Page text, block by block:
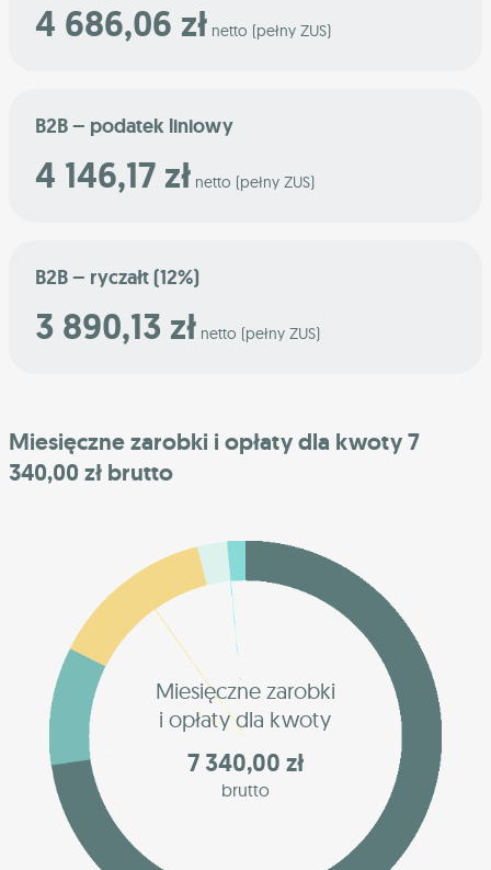
4 686,06 zł netto (pełny ZUS)
B2B – podatek liniowy
4 146,17 zł netto (pełny ZUS)
B2B – ryczałt (12%)
3 890,13 zł netto (pełny ZUS)
Miesięczne zarobki i opłaty dla kwoty 7
340,00 zł brutto
Miesięczne zarobki
i opłaty dla kwoty
7 340,00 zł
brutto